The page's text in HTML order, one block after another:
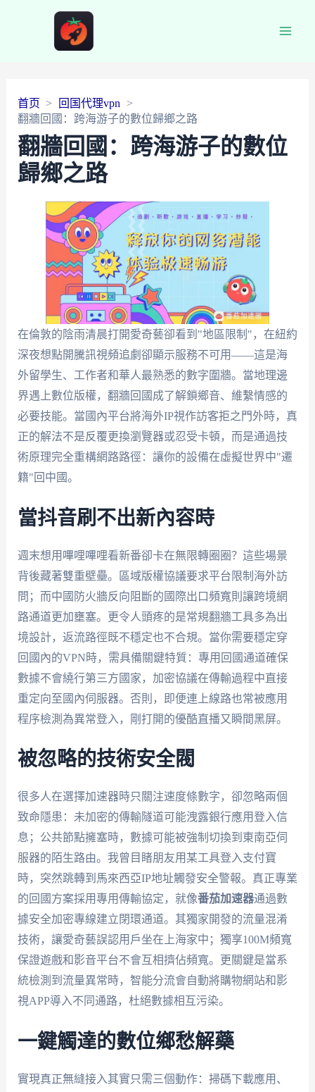
首页
回国代理vpn
翻牆回國：跨海游子的數位歸鄉之路
翻牆回國：跨海游子的數位
歸鄉之路
在倫敦的陰雨清晨打開愛奇藝卻看到"地區限制"，在紐約
深夜想點開騰訊視頻追劇卻顯示服務不可用——這是海
外留學生、工作者和華人最熟悉的數字圍牆。當地理邊
界遇上數位版權，翻牆回國成了解鎖鄉音、維繫情感的
必要技能。當國內平台將海外IP視作訪客拒之門外時，真
正的解法不是反覆更換瀏覽器或忍受卡頓，而是通過技
術原理完全重構網路路徑：讓你的設備在虛擬世界中"遷
籍"回中國。
當抖音刷不出新內容時
週末想用嗶哩嗶哩看新番卻卡在無限轉圈圈？這些場景
背後藏著雙重壁壘。區域版權協議要求平台限制海外訪
問；而中國防火牆反向阻斷的國際出口頻寬則讓跨境網
路通道更加壅塞。更令人頭疼的是常規翻牆工具多為出
境設計，返流路徑既不穩定也不合規。當你需要穩定穿
回國內的VPN時，需具備關鍵特質：專用回國通道確保
數據不會繞行第三方國家，加密協議在傳輸過程中直接
重定向至國內伺服器。否則，即便連上線路也常被應用
程序檢測為異常登入，剛打開的優酷直播又瞬間黑屏。
被忽略的技術安全閥
很多人在選擇加速器時只關注速度條數字，卻忽略兩個
致命隱患：未加密的傳輸隧道可能洩露銀行應用登入信
息；公共節點擁塞時，數據可能被強制切換到東南亞伺
服器的陌生路由。我曾目睹朋友用某工具登入支付寶
時，突然跳轉到馬來西亞IP地址觸發安全警報。真正專業
的回國方案採用專用傳輸協定，就像番茄加速器通過數
據安全加密專線建立閉環通道。其獨家開發的流量混淆
技術，讓愛奇藝誤認用戶坐在上海家中；獨享100M頻寬
保證遊戲和影音平台不會互相擠佔頻寬。更關鍵是當系
統檢測到流量異常時，智能分流會自動將購物網站和影
視APP導入不同通路，杜絕數據相互污染。
一鍵觸達的數位鄉愁解藥
實現真正無縫接入其實只需三個動作：掃碼下載應用、